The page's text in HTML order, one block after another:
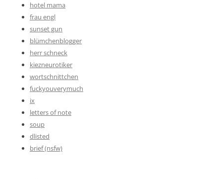
hotel mama
frau engl
sunset gun
blümchenblogger
herr schneck
kiezneurotiker
wortschnittchen
fuckyouverymuch
ix
letters of note
soup
dlisted
brief (nsfw)